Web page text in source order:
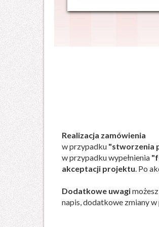
Realizacja zamówienia
w przypadku "stworzenia
w przypadku wypełnienia
akceptacji projektu. Po
Dodatkowe uwagi
napis, dodatkowe zmiany